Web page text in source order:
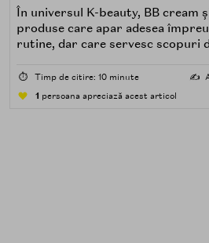
În universul K-beauty, BB cream
produse care apar adesea
rutine, dar care servesc scopuri
acoperire și conțin SPF — dar
fiecăreia este distinctă.
⏱️ Timp de citire: 10 minute ✍️
1 persoana apreciază acest articol